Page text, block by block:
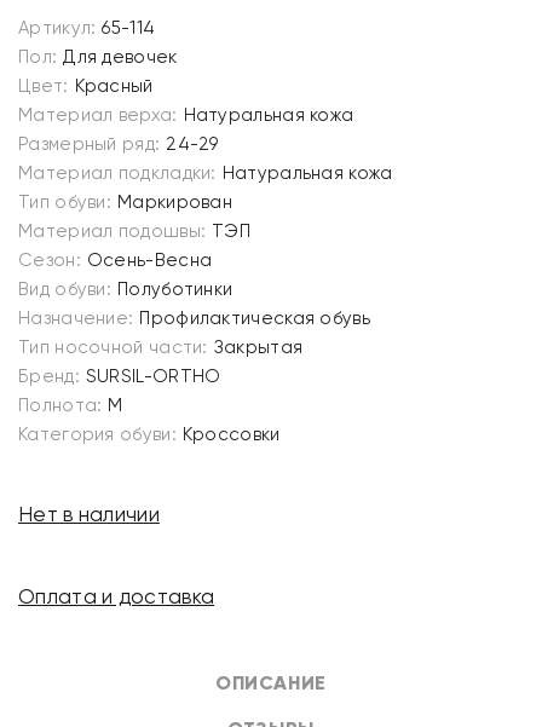
ОПИСАНИЕ
Артикул: 65-114
Пол: Для девочек
Цвет: Красный
Материал верха: Натуральная кожа
Размерный ряд: 24-29
Материал подкладки: Натуральная кожа
Тип обуви: Маркирован
Материал подошвы: ТЭП
Сезон: Осень-Весна
Вид обуви: Полуботинки
Назначение: Профилактическая обувь
Тип носочной части: Закрытая
Бренд: SURSIL-ORTHO
Полнота: M
Категория обуви: Кроссовки
Нет в наличии
Оплата и доставка